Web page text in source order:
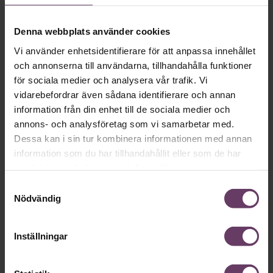
Denna webbplats använder cookies
Vi använder enhetsidentifierare för att anpassa innehållet
och annonserna till användarna, tillhandahålla funktioner
för sociala medier och analysera vår trafik. Vi
vidarebefordrar även sådana identifierare och annan
information från din enhet till de sociala medier och
annons- och analysföretag som vi samarbetar med.
Dessa kan i sin tur kombinera informationen med annan
information som du har tillhandahållit eller som de har
Nödvändig
Inställningar
Digital utveckling
Så höjer du säkerheten – it-expertens 5
bästa tips
Så här skapar du en säker användning av it-teknik inom
företag och verksamheter.